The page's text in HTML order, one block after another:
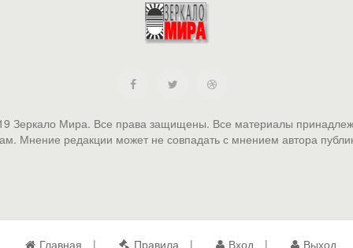
Зеркало Мира. Все права защищены. Все материалы
Мнение редакции может не совпадать с мнением автора
Главная Правила Вход Выход